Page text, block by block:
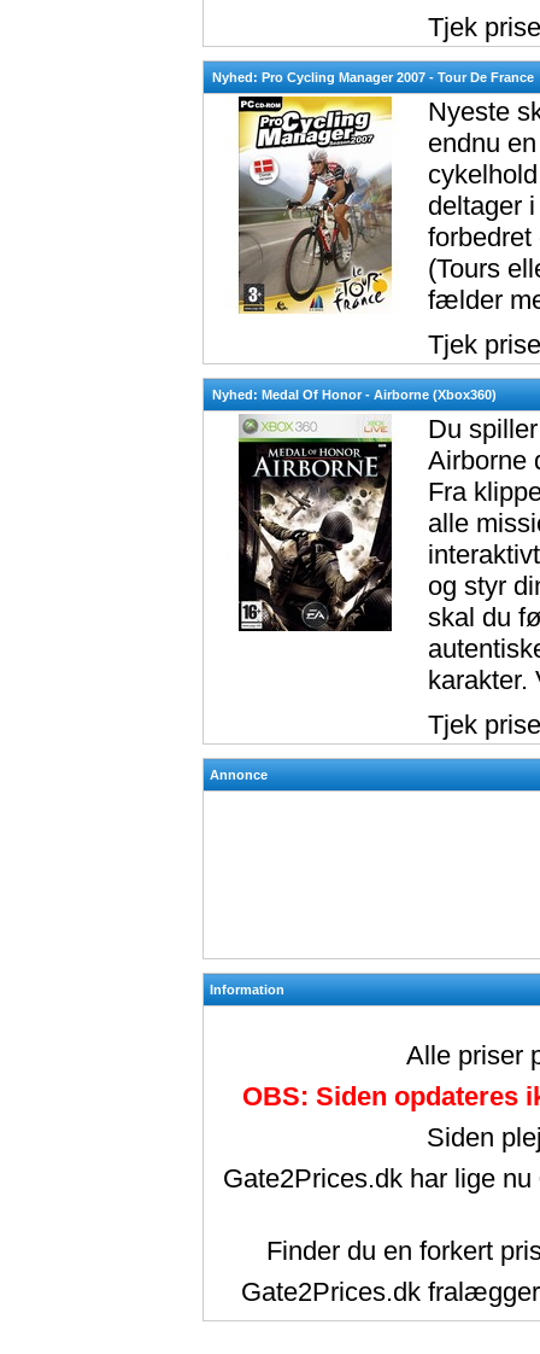
Tjek
Nyhed: Pro Cycling Manager 2007 - Tour De France
Nyeste
endnu
deltager
forbedret
(Tours
fælder
Tjek
Nyhed: Medal Of Honor - Airborne (Xbox360)
Du
Airborne
Fra
alle
og styr
skal du
karakter.
Tjek
Annonce
Information
Alle priser
OBS: Siden opdateres
Siden
Gate2Prices.dk har lige nu
Finder du en forkert
Gate2Prices.dk